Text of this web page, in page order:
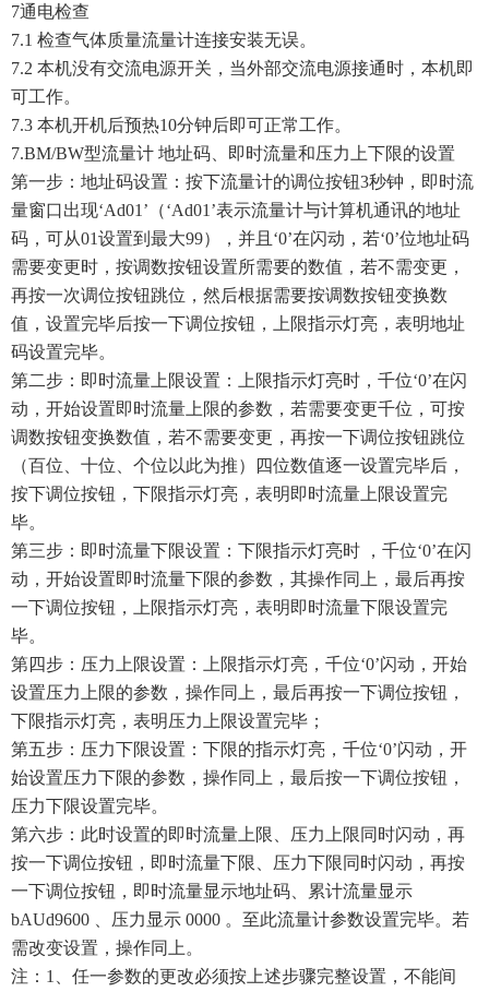
7通电检查
7.1 检查气体质量流量计连接安装无误。
7.2 本机没有交流电源开关，当外部交流电源接通时，本机即
可工作。
7.3 本机开机后预热10分钟后即可正常工作。
7.BM/BW型流量计 地址码、即时流量和压力上下限的设置
第一步：地址码设置：按下流量计的调位按钮3秒钟，即时流
量窗口出现‘Ad01’（‘Ad01’表示流量计与计算机通讯的地址
码，可从01设置到最大99），并且‘0’在闪动，若‘0’位地址码
需要变更时，按调数按钮设置所需要的数值，若不需变更，
再按一次调位按钮跳位，然后根据需要按调数按钮变换数
值，设置完毕后按一下调位按钮，上限指示灯亮，表明地址
码设置完毕。
第二步：即时流量上限设置：上限指示灯亮时，千位‘0’在闪
动，开始设置即时流量上限的参数，若需要变更千位，可按
调数按钮变换数值，若不需要变更，再按一下调位按钮跳位
（百位、十位、个位以此为推）四位数值逐一设置完毕后，
按下调位按钮，下限指示灯亮，表明即时流量上限设置完
毕。
第三步：即时流量下限设置：下限指示灯亮时 ，千位‘0’在闪
动，开始设置即时流量下限的参数，其操作同上，最后再按
一下调位按钮，上限指示灯亮，表明即时流量下限设置完
毕。
第四步：压力上限设置：上限指示灯亮，千位‘0’闪动，开始
设置压力上限的参数，操作同上，最后再按一下调位按钮，
下限指示灯亮，表明压力上限设置完毕；
第五步：压力下限设置：下限的指示灯亮，千位‘0’闪动，开
始设置压力下限的参数，操作同上，最后按一下调位按钮，
压力下限设置完毕。
第六步：此时设置的即时流量上限、压力上限同时闪动，再
按一下调位按钮，即时流量下限、压力下限同时闪动，再按
一下调位按钮，即时流量显示地址码、累计流量显示
bAUd9600 、压力显示 0000 。至此流量计参数设置完毕。若
需改变设置，操作同上。
注：1、任一参数的更改必须按上述步骤完整设置，不能间